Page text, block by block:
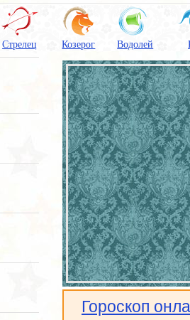
Стрелец Козерог Водолей
Гороскоп